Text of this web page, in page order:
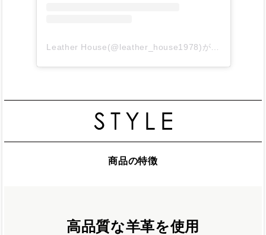
Leather House(@leather_house1978)がシェアした投稿
商品の特徴
高品質な羊革を使用